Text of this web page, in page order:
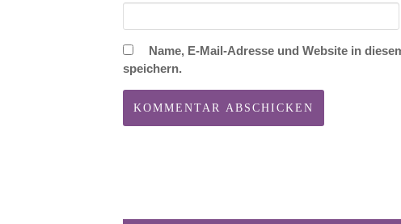
Name, E-Mail-Adresse und Website in
speichern.